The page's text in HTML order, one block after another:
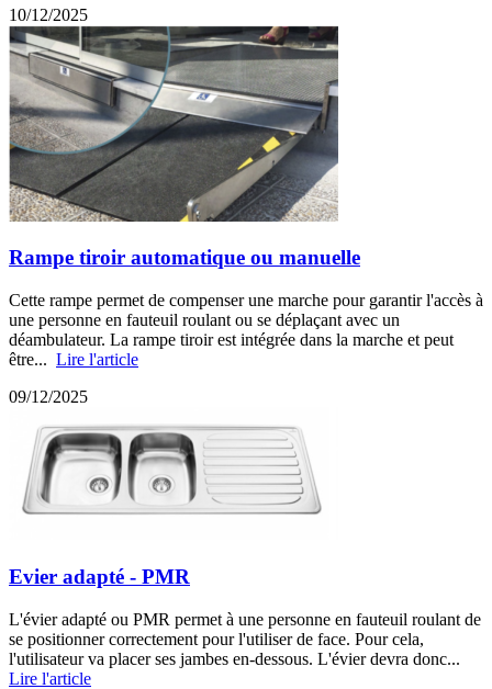
10/12/2025
Rampe tiroir automatique ou manuelle
Cette rampe permet de compenser une marche pour garantir l'accès à
une personne en fauteuil roulant ou se déplaçant avec un
déambulateur. La rampe tiroir est intégrée dans la marche et peut
être... Lire l'article
09/12/2025
Evier adapté - PMR
L'évier adapté ou PMR permet à une personne en fauteuil roulant de
se positionner correctement pour l'utiliser de face. Pour cela,
l'utilisateur va placer ses jambes en-dessous. L'évier devra donc...
Lire l'article